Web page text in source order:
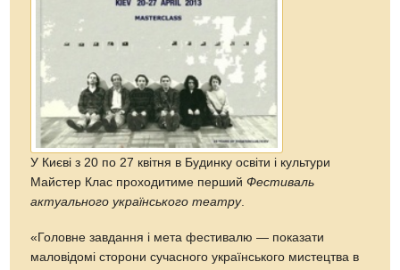
У Києві з 20 по 27 квітня в Будинку освіти і культури
Майстер Клас проходитиме першийФестиваль
актуального українського театру.
«Головне завдання і мета фестивалю — показати
маловідомі сторони сучасного українського мистецтва в